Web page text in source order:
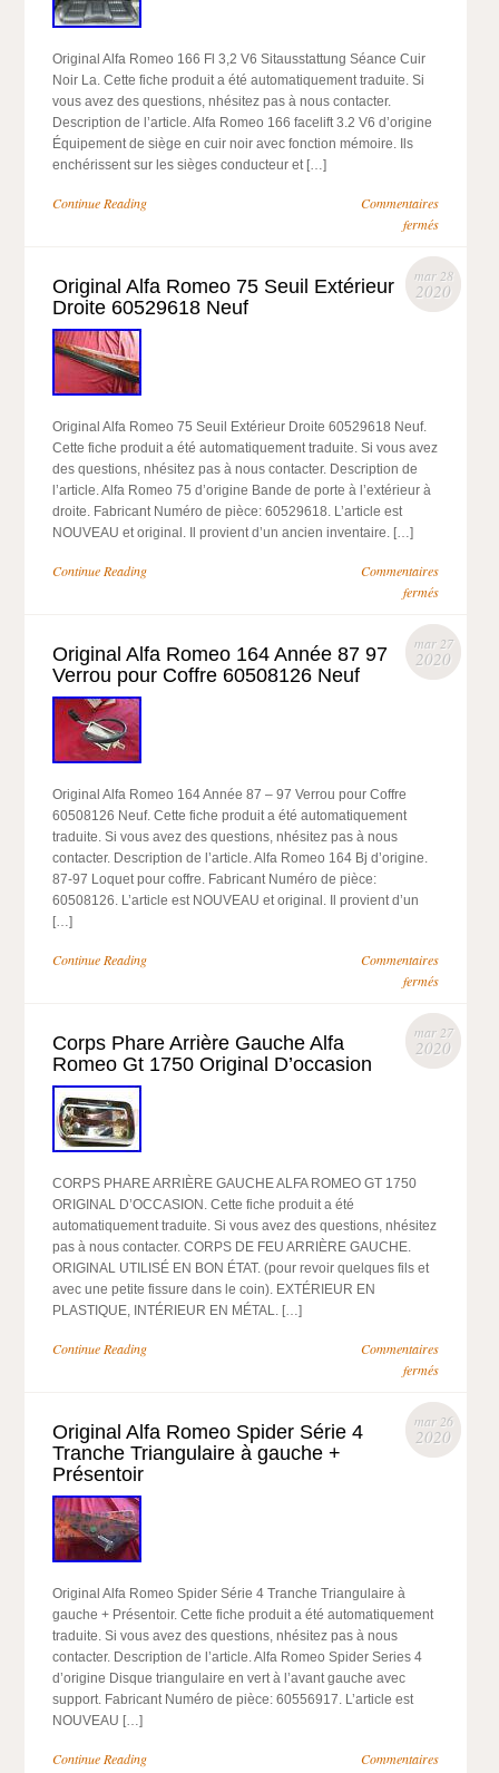
Original Alfa Romeo 166 Fl 3,2 V6 Sitausstattung Séance Cuir
Noir La. Cette fiche produit a été automatiquement traduite. Si
vous avez des questions, nhésitez pas à nous contacter.
Description de l’article. Alfa Romeo 166 facelift 3.2 V6 d’origine
Équipement de siège en cuir noir avec fonction mémoire. Ils
enchérissent sur les sièges conducteur et […]
Continue Reading
Commentaires
fermés
mar 28
2020
Original Alfa Romeo 75 Seuil Extérieur
Droite 60529618 Neuf
Original Alfa Romeo 75 Seuil Extérieur Droite 60529618 Neuf.
Cette fiche produit a été automatiquement traduite. Si vous avez
des questions, nhésitez pas à nous contacter. Description de
l’article. Alfa Romeo 75 d’origine Bande de porte à l’extérieur à
droite. Fabricant Numéro de pièce: 60529618. L’article est
NOUVEAU et original. Il provient d’un ancien inventaire. […]
Continue Reading
Commentaires
fermés
mar 27
2020
Original Alfa Romeo 164 Année 87 97
Verrou pour Coffre 60508126 Neuf
Original Alfa Romeo 164 Année 87 – 97 Verrou pour Coffre
60508126 Neuf. Cette fiche produit a été automatiquement
traduite. Si vous avez des questions, nhésitez pas à nous
contacter. Description de l’article. Alfa Romeo 164 Bj d’origine.
87-97 Loquet pour coffre. Fabricant Numéro de pièce:
60508126. L’article est NOUVEAU et original. Il provient d’un
[…]
Continue Reading
Commentaires
fermés
mar 27
2020
Corps Phare Arrière Gauche Alfa
Romeo Gt 1750 Original D’occasion
CORPS PHARE ARRIÈRE GAUCHE ALFA ROMEO GT 1750
ORIGINAL D’OCCASION. Cette fiche produit a été
automatiquement traduite. Si vous avez des questions, nhésitez
pas à nous contacter. CORPS DE FEU ARRIÈRE GAUCHE.
ORIGINAL UTILISÉ EN BON ÉTAT. (pour revoir quelques fils et
avec une petite fissure dans le coin). EXTÉRIEUR EN
PLASTIQUE, INTÉRIEUR EN MÉTAL. […]
Continue Reading
Commentaires
fermés
mar 26
2020
Original Alfa Romeo Spider Série 4
Tranche Triangulaire à gauche +
Présentoir
Original Alfa Romeo Spider Série 4 Tranche Triangulaire à
gauche + Présentoir. Cette fiche produit a été automatiquement
traduite. Si vous avez des questions, nhésitez pas à nous
contacter. Description de l’article. Alfa Romeo Spider Series 4
d’origine Disque triangulaire en vert à l’avant gauche avec
support. Fabricant Numéro de pièce: 60556917. L’article est
NOUVEAU […]
Continue Reading
Commentaires